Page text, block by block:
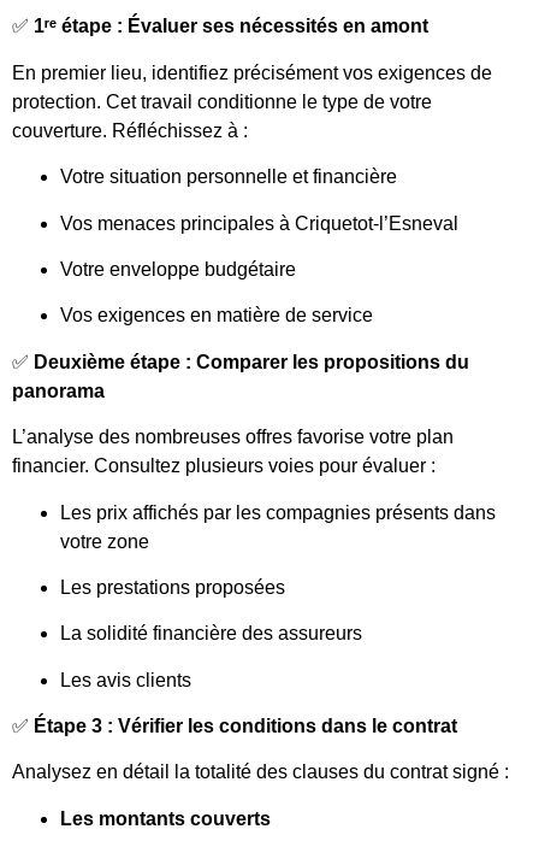
✅ 1ʳᵉ étape : Évaluer ses nécessités en amont
En premier lieu, identifiez précisément vos exigences de
protection. Cet travail conditionne le type de votre
couverture. Réfléchissez à :
Votre situation personnelle et financière
Vos menaces principales à Criquetot-l’Esneval
Votre enveloppe budgétaire
Vos exigences en matière de service
✅ Deuxième étape : Comparer les propositions du
panorama
L’analyse des nombreuses offres favorise votre plan
financier. Consultez plusieurs voies pour évaluer :
Les prix affichés par les compagnies présents dans
votre zone
Les prestations proposées
La solidité financière des assureurs
Les avis clients
✅ Étape 3 : Vérifier les conditions dans le contrat
Analysez en détail la totalité des clauses du contrat signé :
Les montants couverts